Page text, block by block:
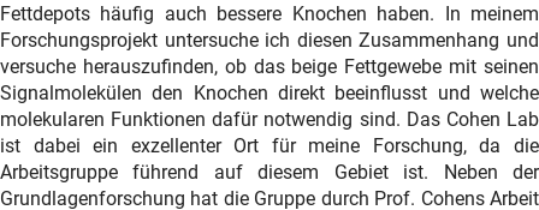
Fettdepots häufig auch bessere Knochen haben. In meinem
Forschungsprojekt untersuche ich diesen Zusammenhang und
versuche herauszufinden, ob das beige Fettgewebe mit seinen
Signalmolekülen den Knochen direkt beeinflusst und welche
molekularen Funktionen dafür notwendig sind. Das Cohen Lab
ist dabei ein exzellenter Ort für meine Forschung, da die
Arbeitsgruppe führend auf diesem Gebiet ist. Neben der
Grundlagenforschung hat die Gruppe durch Prof. Cohens Arbeit